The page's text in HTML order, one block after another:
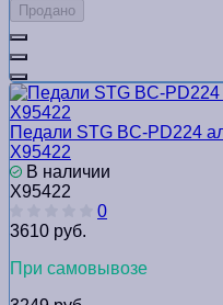
Продано
Педали STG BC-PD224
Х95422
В наличии
Х95422
0
3610 руб.
При самовывозе